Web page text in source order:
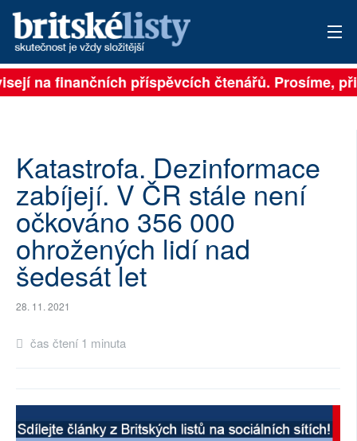
PŘIHLÁSIT
ARCHIV
ROZHOVORY
TÉMATA
NEJČTENĚJŠÍ ZA 7 DNÍ
AUTOŘI
PŘÍSPĚVKY NA PROVOZ
na finančních příspěvcích čtenářů. Prosíme,
Katastrofa. Dezinformace
zabíjejí. V ČR stále není
očkováno 356 000
ohrožených lidí nad
šedesát let
28. 11. 2021
čas čtení 1 minuta